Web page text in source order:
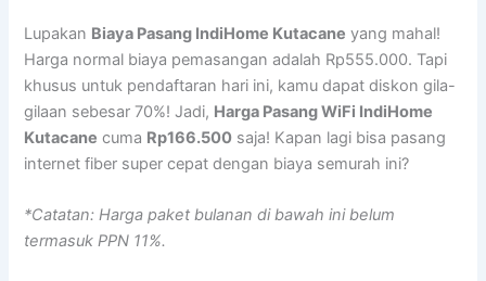
Lupakan Biaya Pasang IndiHome Kutacane yang mahal!
Harga normal biaya pemasangan adalah Rp555.000. Tapi
khusus untuk pendaftaran hari ini, kamu dapat diskon gila-
gilaan sebesar 70%! Jadi, Harga Pasang WiFi IndiHome
Kutacane cuma Rp166.500 saja! Kapan lagi bisa pasang
internet fiber super cepat dengan biaya semurah ini?
*Catatan: Harga paket bulanan di bawah ini belum
termasuk PPN 11%.